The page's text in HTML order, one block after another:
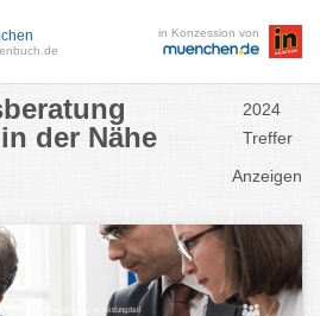
in Konzession von
der Nähe
2024
Treffer
Anzeigen